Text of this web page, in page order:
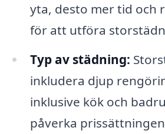
yta, desto mer tid och
för att utföra
Typ av städning:
inkludera djup
inklusive kök och
påverka